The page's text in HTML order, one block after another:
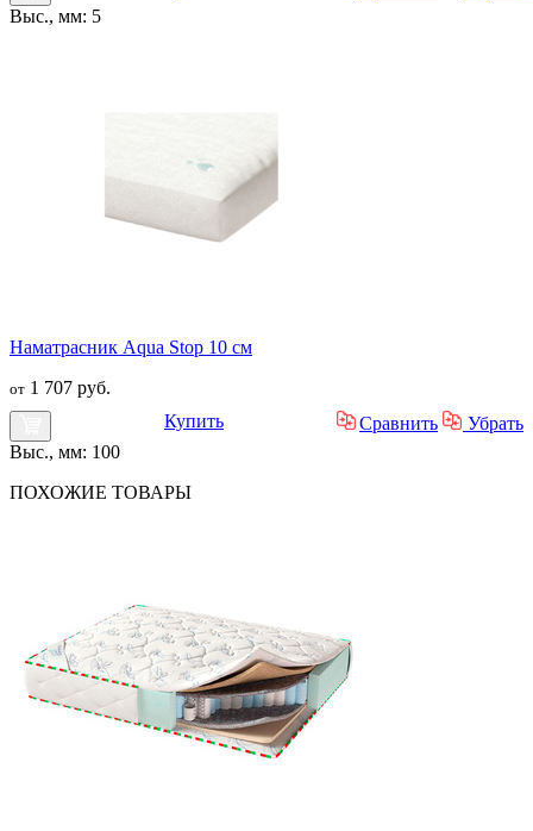
Выс., мм: 5
Наматрасник Aqua Stop 10 см
от 1 707 руб.
Купить
Сравнить
Убрать
Выс., мм: 100
ПОХОЖИЕ ТОВАРЫ